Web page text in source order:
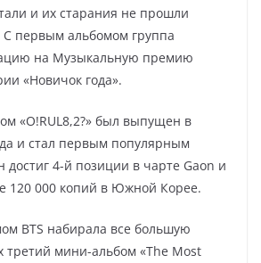
и их старания не прошли
первым альбомом группа
на Музыкальную премию
«Новичок года».
«O!RUL8,2?» был выпущен в
и стал первым популярным
достиг 4-й позиции в чарте Gaon и
120 000 копий в Южной Корее.
BTS набирала все большую
третий мини-альбом «The Most